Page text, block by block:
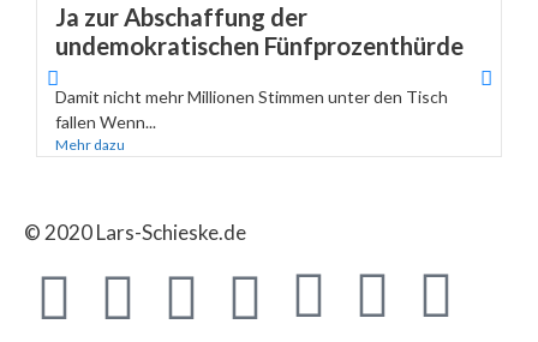
Ja zur Abschaffung der
undemokratischen Fünfprozenthürde
Damit nicht mehr Millionen Stimmen unter den Tisch
fallen Wenn...
Mehr dazu
© 2020 Lars-Schieske.de